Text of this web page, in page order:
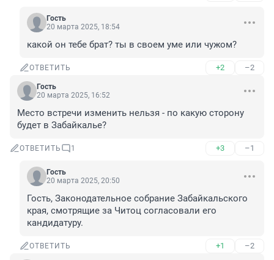
Гость
20 марта 2025, 18:54
какой он тебе брат? ты в своем уме или чужом?
ОТВЕТИТЬ +2 –2
Гость
20 марта 2025, 16:52
Место встречи изменить нельзя - по какую сторону
будет в Забайкалье?
ОТВЕТИТЬ 1 +3 –1
Гость
20 марта 2025, 20:50
Гость, Законодательное собрание Забайкальского
края, смотрящие за Читоц согласовали его
кандидатуру.
ОТВЕТИТЬ +1 –2